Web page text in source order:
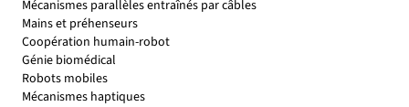
Mécanismes parallèles entraînés par câbles
Mains et préhenseurs
Coopération humain-robot
Génie biomédical
Robots mobiles
Mécanismes haptiques